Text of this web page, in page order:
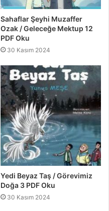
Sahaflar Şeyhi Muzaffer
Ozak / Geleceğe Mektup 12
PDF Oku
30 Kasım 2024
Yedi Beyaz Taş / Görevimiz
Doğa 3 PDF Oku
30 Kasım 2024